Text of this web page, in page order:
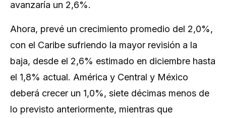
avanzaría un 2,6%.
Ahora, prevé un crecimiento promedio del 2,0%,
con el Caribe sufriendo la mayor revisión a la
baja, desde el 2,6% estimado en diciembre hasta
el 1,8% actual. América y Central y México
deberá crecer un 1,0%, siete décimas menos de
lo previsto anteriormente, mientras que